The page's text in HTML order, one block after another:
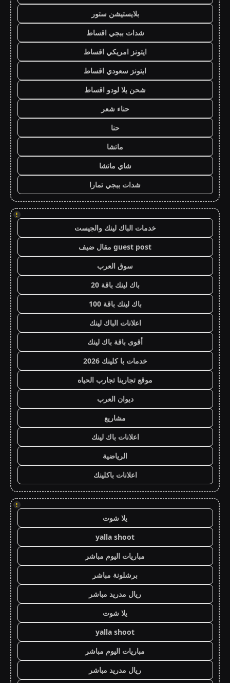
بلايستيشن ستور
شدات ببجي اقساط
ايتونز امريكي اقساط
ايتونز سعودي اقساط
شحن يلا لودو اقساط
حناء شعر
حنا
ماتشا
شاي ماتشا
شدات ببجي تمارا
!
خدمات الباك لينك والجيست
guest post مقال ضيف
سوق العرب
باك لينك باقة 20
باك لينك باقة 100
اعلانات الباك لينك
أقوى باقة باك لينك
خدمات با كلينك 2026
موقع تجاربنا تجارب الحياه
ديوان العرب
مشاريع
اعلانات باك لينك
الرياضية
اعلانات باكلينك
!
يلا شوت
yalla shoot
مباريات اليوم مباشر
برشلونة مباشر
ريال مدريد مباشر
يلا شوت
yalla shoot
مباريات اليوم مباشر
ريال مدريد مباشر